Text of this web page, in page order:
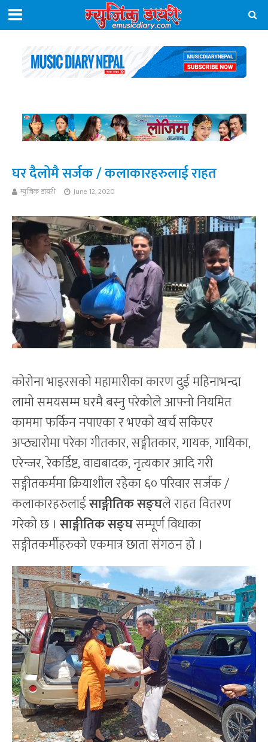
घर दैलोमै सर्जक / कलाकारहरुलाई राहत
म्युजिक डायरी June 12, 2020
कोरोना भाइरसको महामारीका कारण दुई महिनाभन्दा
लामो समयसम्म घरमै बस्नु परेकोले आफ्नो नियमित
काममा फर्किन नपाएका र भएको खर्च सकिएर
अप्ठ्यारोमा परेका गीतकार, सङ्गीतकार, गायक, गायिका,
एरेन्जर, रेकर्डिष्ट, वाद्यबादक, नृत्यकार आदि गरी
सङ्गीतकर्ममा क्रियाशील रहेका ६० परिवार सर्जक /
कलाकारहरुलाईसाङ्गीतिक सङ्घले राहत वितरण
गरेको छ । साङ्गीतिक सङ्घसम्पूर्ण विधाका
सङ्गीतकर्मीहरुको एकमात्र छाता संगठन हो ।